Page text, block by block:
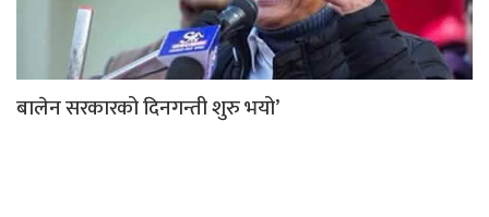
बालेन सरकारको दिनगन्ती शुरु भयो’